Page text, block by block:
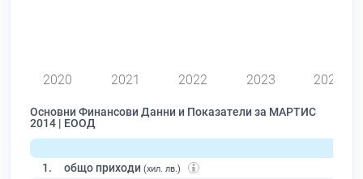
2020 2021 2022 2023 2024
Основни Финансови Данни и Показатели за МАРТИС
2014 | ЕООД
1. общо приходи (хил. лв.)